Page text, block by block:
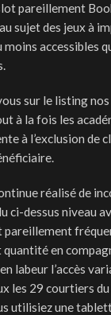
pareillement
sujet des jeux à
accessibles
sur le listing
à la fois les
à l’exclusion
réalisé de
dessus niveau
en
labeur l’accès
les 29 courtiers
utilisiez une